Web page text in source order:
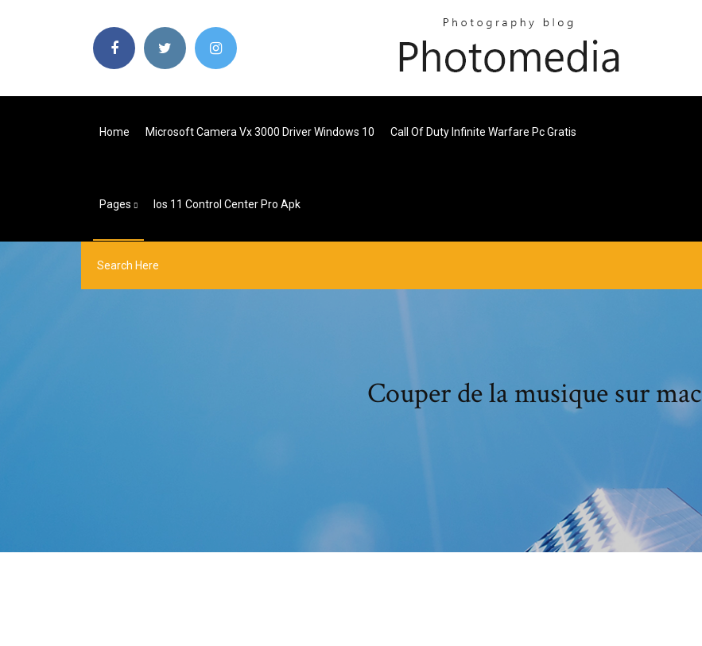
Home Microsoft Camera Vx 3000 Driver Windows 10 Call Of Duty Infinite Warfare Pc Gratis
Pages Ios 11 Control Center Pro Apk
Couper de la musique sur mac